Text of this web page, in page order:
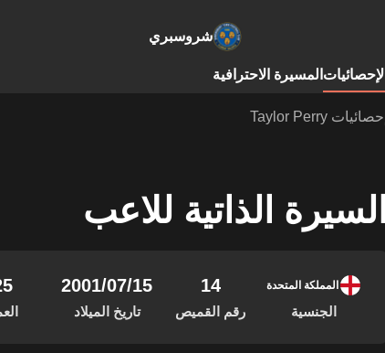
شروسبري
الإحصائيات المسيرة الاحترافية
إحصائيات Taylor Perry
السيرة الذاتية للاعب
المملكة المتحدة
الجنسية
14
رقم القميص
15‏/07‏/2001
تاريخ الميلاد